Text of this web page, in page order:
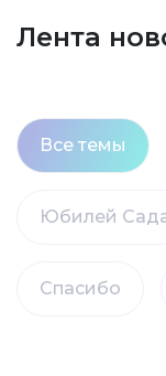
Лента
Все темы
Юбилей
Спасибо